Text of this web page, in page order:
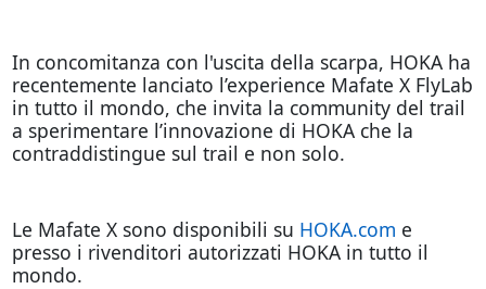
In concomitanza con l'uscita della scarpa, HOKA ha
recentemente lanciato l’experience Mafate X FlyLab
in tutto il mondo, che invita la community del trail
a sperimentare l’innovazione di HOKA che la
contraddistingue sul trail e non solo.
Le Mafate X sono disponibili su HOKA.com e
presso i rivenditori autorizzati HOKA in tutto il
mondo.